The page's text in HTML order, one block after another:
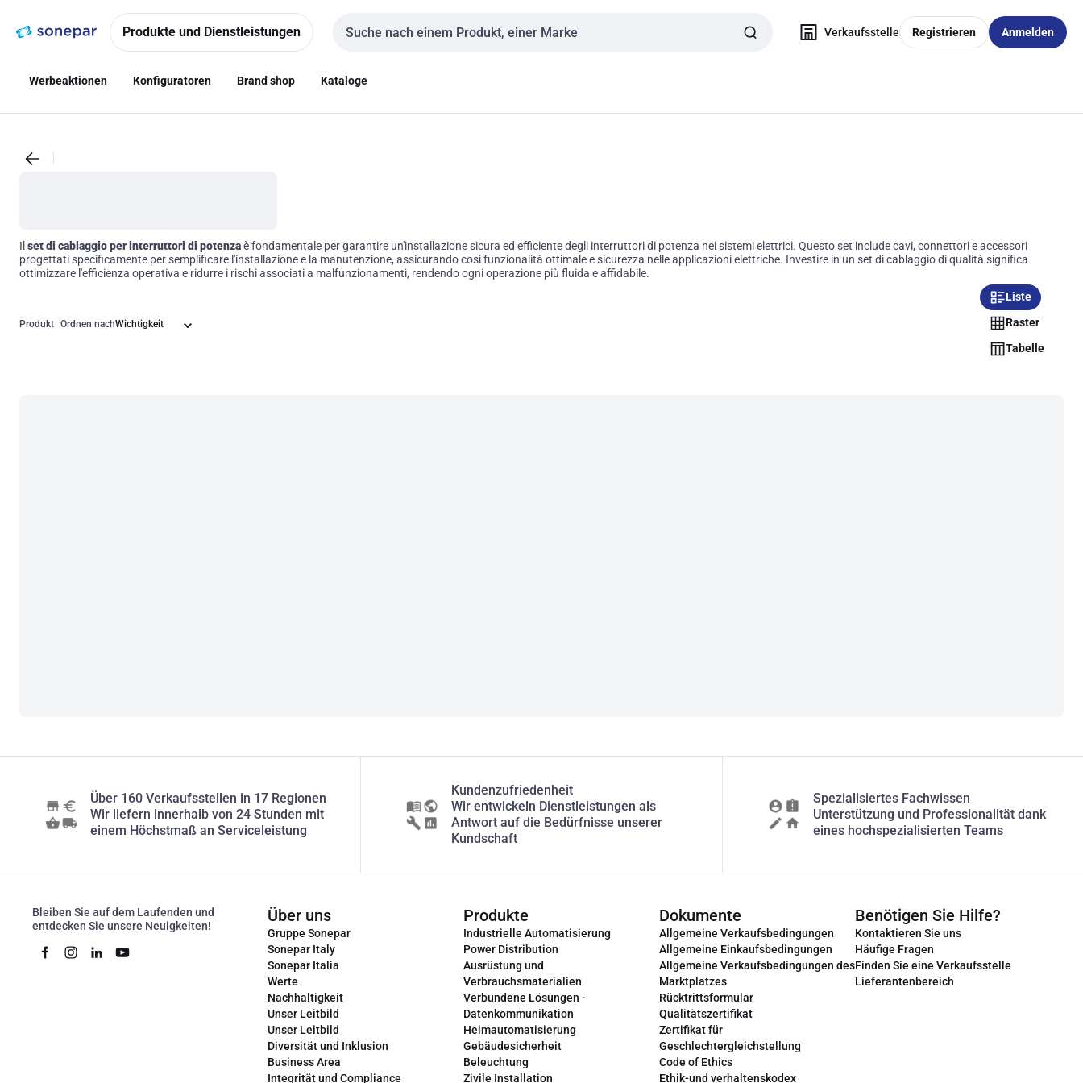
NavigationInhalt
Produkte und Dienstleistungen
Sucheingabe
Verkaufsstelle Registrieren Anmelden
Werbeaktionen Konfiguratoren Brand shop Kataloge
Il set di cablaggio per interruttori di potenzaè fondamentale per garantire un'installazione sicura ed efficiente degli interruttori di potenza nei sistemi elettrici. Questo set include cavi, connettori e accessori
progettati specificamente per semplificare l'installazione e la manutenzione, assicurando così funzionalità ottimale e sicurezza nelle applicazioni elettriche. Investire in un set di cablaggio di qualità significa
ottimizzare l'efficienza operativa e ridurre i rischi associati a malfunzionamenti, rendendo ogni operazione più fluida e affidabile.
Produkt Ordnen nach
Liste
Raster
Tabelle
Über 160 Verkaufsstellen in 17 Regionen
Wir liefern innerhalb von 24 Stunden mit
einem Höchstmaß an Serviceleistung
Kundenzufriedenheit
Wir entwickeln Dienstleistungen als
Antwort auf die Bedürfnisse unserer
Kundschaft
Spezialisiertes Fachwissen
Unterstützung und Professionalität dank
eines hochspezialisierten Teams
Bleiben Sie auf dem Laufenden und
entdecken Sie unsere Neuigkeiten!
Über uns
Gruppe Sonepar
Sonepar Italy
Sonepar Italia
Werte
Nachhaltigkeit
Unser Leitbild
Unser Leitbild
Diversität und Inklusion
Business Area
Integrität und Compliance
Produkte
Industrielle Automatisierung
Power Distribution
Ausrüstung und
Verbrauchsmaterialien
Verbundene Lösungen -
Datenkommunikation
Heimautomatisierung
Gebäudesicherheit
Beleuchtung
Zivile Installation
Dokumente
Allgemeine Verkaufsbedingungen
Allgemeine Einkaufsbedingungen
Allgemeine Verkaufsbedingungen des
Marktplatzes
Rücktrittsformular
Qualitätszertifikat
Zertifikat für
Geschlechtergleichstellung
Code of Ethics
Ethik-und verhaltenskodex
Benötigen Sie Hilfe?
Kontaktieren Sie uns
Häufige Fragen
Finden Sie eine Verkaufsstelle
Lieferantenbereich